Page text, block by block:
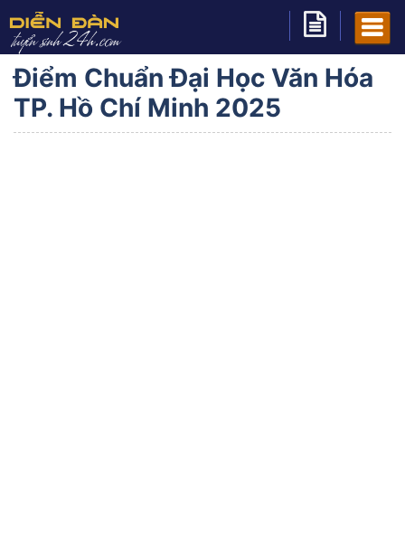
Điểm Chuẩn Đại Học Văn Hóa
TP. Hồ Chí Minh 2025